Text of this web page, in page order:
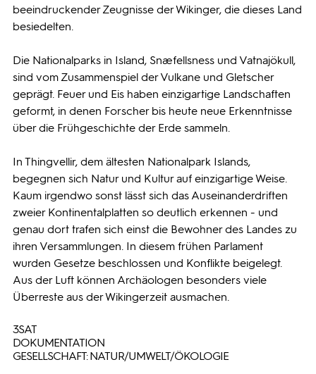
beeindruckender Zeugnisse der Wikinger, die dieses Land
besiedelten.
Die Nationalparks in Island, Snæfellsness und Vatnajökull,
sind vom Zusammenspiel der Vulkane und Gletscher
geprägt. Feuer und Eis haben einzigartige Landschaften
geformt, in denen Forscher bis heute neue Erkenntnisse
über die Frühgeschichte der Erde sammeln.
In Thingvellir, dem ältesten Nationalpark Islands,
begegnen sich Natur und Kultur auf einzigartige Weise.
Kaum irgendwo sonst lässt sich das Auseinanderdriften
zweier Kontinentalplatten so deutlich erkennen - und
genau dort trafen sich einst die Bewohner des Landes zu
ihren Versammlungen. In diesem frühen Parlament
wurden Gesetze beschlossen und Konflikte beigelegt.
Aus der Luft können Archäologen besonders viele
Überreste aus der Wikingerzeit ausmachen.
3SAT
DOKUMENTATION
GESELLSCHAFT: NATUR/UMWELT/ÖKOLOGIE